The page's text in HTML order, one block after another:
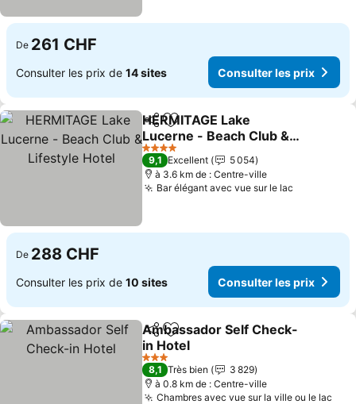
De 261 CHF
Consulter les prix de 14 sites Consulter les prix
PartagerAjouter à mes favoris
HERMITAGE Lake
Lucerne - Beach Club &
Lifestyle Hotel
Consulter les prix
4 Étoiles
9,1 Excellent
5 054
à 3.6 km de : Centre-ville
Bar élégant avec vue sur le lac
De 288 CHF
Consulter les prix de 10 sites Consulter les prix
PartagerAjouter à mes favoris
Ambassador Self Check-
in Hotel
Consulter les prix
3 Étoiles
8,1 Très bien
3 829
à 0.8 km de : Centre-ville
Chambres avec vue sur la ville ou le lac